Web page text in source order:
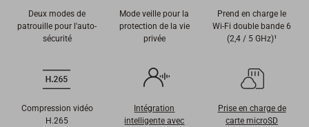
Deux modes de
patrouille pour l'auto-
sécurité
Mode veille pour la
protection de la vie
privée
Prend en charge le
Wi-Fi double bande 6
(2,4 / 5 GHz)¹
Compression vidéo
H.265
Intégration
intelligente avec
Prise en charge de
carte microSD